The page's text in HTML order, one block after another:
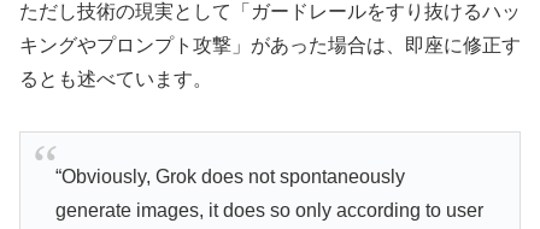
ただし技術の現実として「ガードレールをすり抜けるハッ
キングやプロンプト攻撃」があった場合は、即座に修正す
るとも述べています。
“Obviously, Grok does not spontaneously
generate images, it does so only according to user